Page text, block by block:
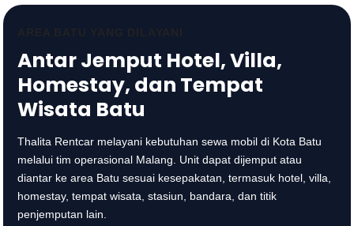
Antar Jemput Hotel, Villa,
Homestay, dan Tempat
Wisata Batu
Thalita Rentcar melayani kebutuhan sewa mobil di Kota Batu
melalui tim operasional Malang. Unit dapat dijemput atau
diantar ke area Batu sesuai kesepakatan, termasuk hotel, villa,
homestay, tempat wisata, stasiun, bandara, dan titik
penjemputan lain.